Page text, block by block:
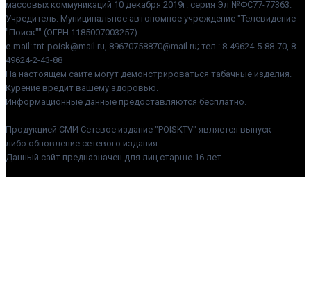
массовых коммуникаций 10 декабря 2019г. серия Эл №ФС77-77363.
Учредитель: Муниципальное автономное учреждение "Телевидение
"Поиск"" (ОГРН 1185007003257)
e-mail: tnt-poisk@mail.ru, 89670758870@mail.ru; тел.: 8-49624-5-88-70, 8-
49624-2-43-88
На настоящем сайте могут демонстрироваться табачные изделия.
Курение вредит вашему здоровью.
Информационные данные предоставляются бесплатно.
Продукцией СМИ Сетевое издание "POISKTV" является выпуск
либо обновление сетевого издания.
Данный сайт предназначен для лиц старше 16 лет.